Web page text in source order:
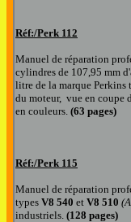
Réf:/Perk 112
Manuel de réparation
cylindres de 107,95 mm
litre de la marque Perkins
du moteur, vue en coupe
en couleurs. (63 pages)
Réf:/Perk 115
Manuel de réparation
types V8 540 et V8 510
industriels. (128 pages)